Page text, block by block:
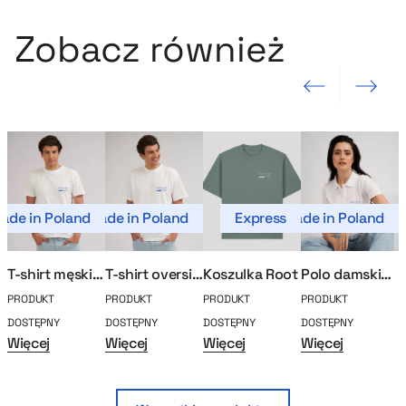
Zobacz również
Poprzedni slajd Następny
in Poland
T-shirt męski MerchUp
PRODUKT
DOSTĘPNY
Więcej
Made in Poland
T-shirt oversize MerchUp
PRODUKT
DOSTĘPNY
Więcej
Express
Koszulka Root
PRODUKT
DOSTĘPNY
Więcej
Made in Poland
Polo damskie MerchUp
PRODUKT
DOSTĘPNY
Więcej